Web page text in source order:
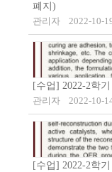
폐지)
관리자
2022-10-
[수업] 2022-2학
관리자
2022-10-
[수업] 2022-2학